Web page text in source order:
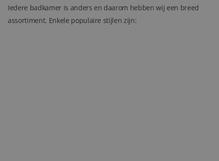
Iedere badkamer is anders en daarom hebben wij een breed
assortiment. Enkele populaire stijlen zijn: